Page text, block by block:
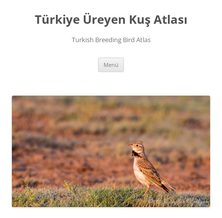
Türkiye Üreyen Kuş Atlası
Turkish Breeding Bird Atlas
Menü